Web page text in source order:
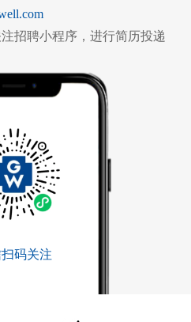
招聘小程序，进行简历投递
码关注